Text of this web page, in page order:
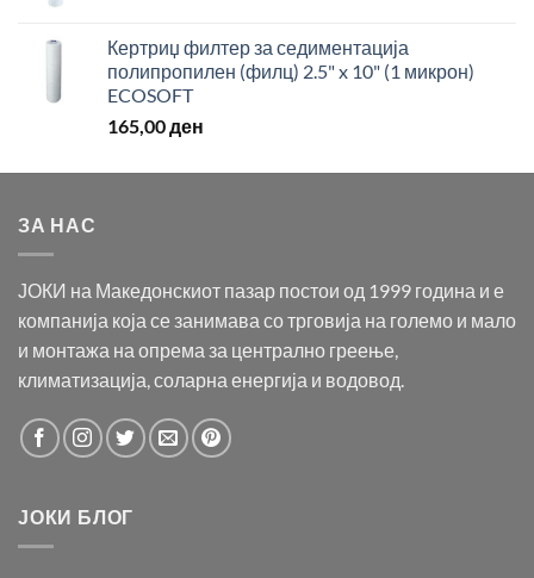
Кертриџ филтер за седиментација
полипропилен (филц) 2.5" x 10" (1 микрон)
ECOSOFT
165,00ден
ЗА НАС
ЈОКИ на Македонскиот пазар постои од 1999 година и е
компанија која се занимава со трговија на големо и мало
и монтажа на опрема за централно греење,
климатизација, соларна енергија и водовод.
ЈОКИ БЛОГ